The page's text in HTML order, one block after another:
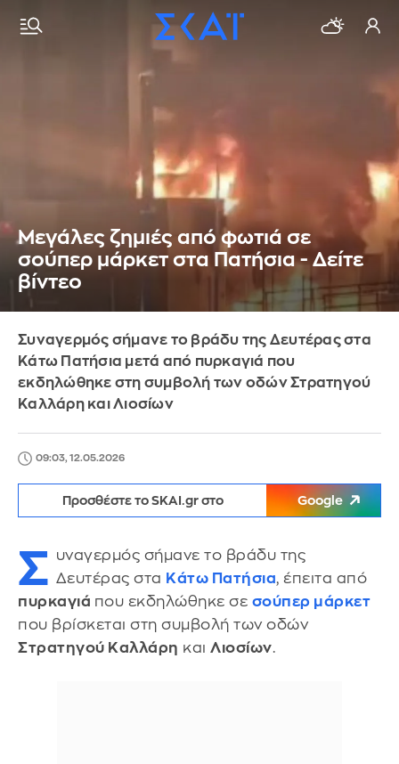
Μεγάλες ζημιές από φωτιά σε
σούπερ μάρκετ στα Πατήσια - Δείτε
βίντεο
Συναγερμός σήμανε το βράδυ της Δευτέρας στα
Κάτω Πατήσια μετά από πυρκαγιά που
εκδηλώθηκε στη συμβολή των οδών Στρατηγού
Καλλάρη και Λιοσίων
09:03, 12.05.2026
Προσθέστε το SKAI.gr στο Google
Σ υναγερμός σήμανε το βράδυ της
Δευτέρας στα Κάτω Πατήσια, έπειτα από
πυρκαγιά που εκδηλώθηκε σε σούπερ μάρκετ
που βρίσκεται στη συμβολή των οδών
Στρατηγού Καλλάρη και Λιοσίων.